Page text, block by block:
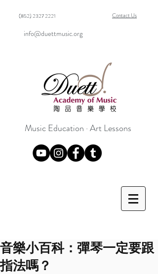
Contact Us
(852) 2327 2221
info@duettmusic.org
Music Education · Art Lessons
音樂小百科：彈琴一定要跟
指法嗎？